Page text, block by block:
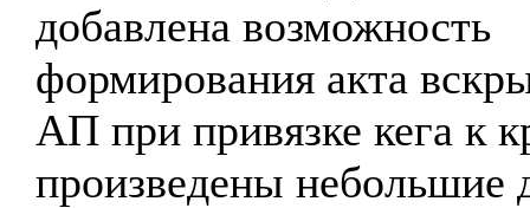
добавлена возможность
формирования акта
АП при привязке кега к
произведены небольшие